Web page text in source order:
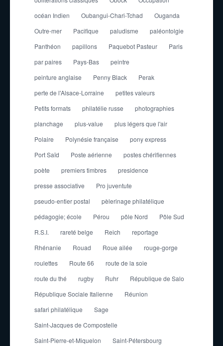
océan Indien
Oubangui-Chari-Tchad
Ouganda
Outre-mer
Pacifique paludisme
paléontolgie
Panthéon
papillons Paquebot Pasteur
Paris
par paires
Pays-Bas
peintre
peinture anglaise
Penny Black
Perak
perte de l'Alsace-Lorraine
petites valeurs
Petits formats
philatélie russe
photographies
planchage
plus-value
plus légers que l'air
Polaire
Polynésie française
pony express
Port Saïd
Poste aérienne
postes chérifiennes
poète
premiers timbres
presidence
presse associative
Pro juventute
pseudo-entier postal
pèlerinage philatélique
pédagogie; école
Pérou pôle Nord
Pôle Sud
R.S.I.
rareté belge Reich
reportage
Rhénanie
Rouad Roue ailée
rouge-gorge
roulettes
Route 66
route de la soie
route du thé
rugby Ruhr
République de Salo
République Sociale Italienne
Réunion
safari philatélique
Sage
Saint-Jacques de Compostelle
Saint-Pierre-et-Miquelon
Saint-Pétersbourg